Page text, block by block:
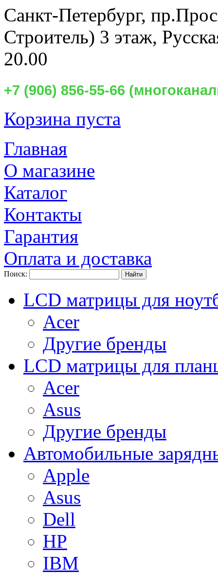
Санкт-Петербург,
Строитель) 3 этаж,
20.00
+7 (906) 856-55-66
Корзина пуста
Главная
О магазине
Каталог
Контакты
Гарантия
Оплата и доставка
Поиск:
LCD матрицы для
Acer
Другие бренды
LCD матрицы для
Acer
Asus
Другие бренды
Автомобильные
Apple
Asus
Dell
HP
IBM